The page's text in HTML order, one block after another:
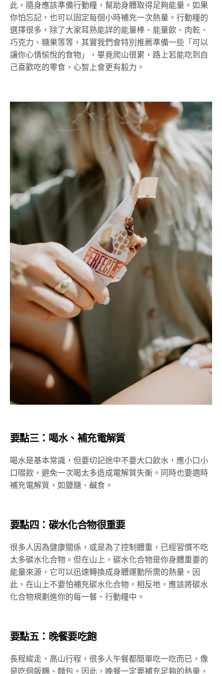
此，隨身應該準備行動糧，幫助身體取得足夠能量。如果
你怕忘記，也可以固定每個小時補充一次熱量。行動糧的
選擇很多，除了大家耳熟能詳的能量棒、能量飲、肉乾、
巧克力、糖果等等，其實我們會特別推薦準備一些「可以
讓你心情愉悅的食物」，畢竟爬山很累，路上若能吃到自
己喜歡吃的零食，心智上會更有毅力。
要點三：喝水、補充電解質
喝水是基本常識，但要切記途中不要大口飲水，應小口小
口啜飲，避免一次喝太多造成電解質失衡。同時也要適時
補充電解質，如鹽糖、鹹食。
要點四：碳水化合物很重要
很多人因為健康關係，或是為了控制體重，已經習慣不吃
太多碳水化合物。但在山上，碳水化合物是你身體重要的
能量來源，它可以迅速轉換成身體運動所需的熱量。因
此，在山上不要怕補充碳水化合物，相反地，應該將碳水
化合物規劃進你的每一餐、行動糧中。
要點五：晚餐要吃飽
長程縱走、高山行程，很多人午餐都簡單吃一吃而已，像
是吃個飯糰、麵包。因此，晚餐一定要補充足夠的熱量，